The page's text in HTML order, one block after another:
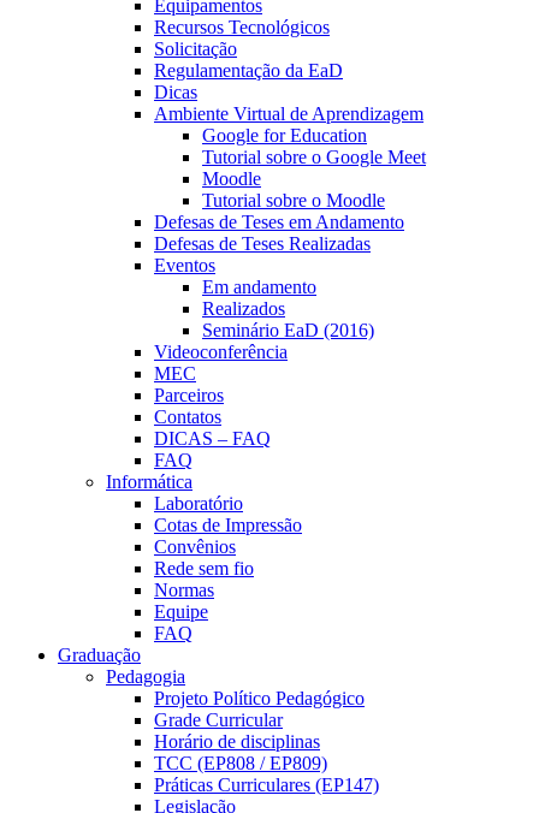
Equipamentos
Recursos Tecnológicos
Solicitação
Regulamentação da EaD
Dicas
Ambiente Virtual de Aprendizagem
Google for Education
Tutorial sobre o Google Meet
Moodle
Tutorial sobre o Moodle
Defesas de Teses em Andamento
Defesas de Teses Realizadas
Eventos
Em andamento
Realizados
Seminário EaD (2016)
Videoconferência
MEC
Parceiros
Contatos
DICAS – FAQ
FAQ
Informática
Laboratório
Cotas de Impressão
Convênios
Rede sem fio
Normas
Equipe
FAQ
Graduação
Pedagogia
Projeto Político Pedagógico
Grade Curricular
Horário de disciplinas
TCC (EP808 / EP809)
Práticas Curriculares (EP147)
Legislação